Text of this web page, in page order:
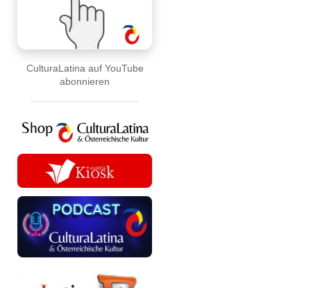
CulturaLatina auf YouTube
abonnieren